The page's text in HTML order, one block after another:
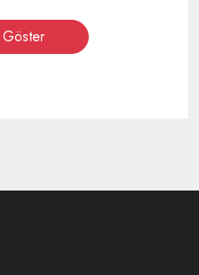
Göster